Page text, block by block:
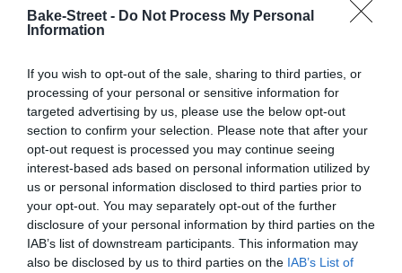
Bake-Street - Do Not Process My Personal
Information
If you wish to opt-out of the sale, sharing to third parties, or
processing of your personal or sensitive information for
targeted advertising by us, please use the below opt-out
section to confirm your selection. Please note that after your
opt-out request is processed you may continue seeing
interest-based ads based on personal information utilized by
us or personal information disclosed to third parties prior to
your opt-out. You may separately opt-out of the further
disclosure of your personal information by third parties on the
IAB’s list of downstream participants. This information may
also be disclosed by us to third parties on the IAB’s List of
temperatura ambiente con plegados durante las 2
primeras horas cada 30 min
1/3 de su volumen. En mi caso fueron casi 4 horas.
[mks_highlight color=”#fbc5c5″]*El tiempo de levado
dependerá de la temperatura que haga en nuestra casa y de lo
activa que esté nuestra MaMa. La temperatura en mi casa era
de 20ºC[/mks_highlight]
Transcurrido el tiempo de reposo preparamos el banneton.
Espolvorearemos el banneton con harina de